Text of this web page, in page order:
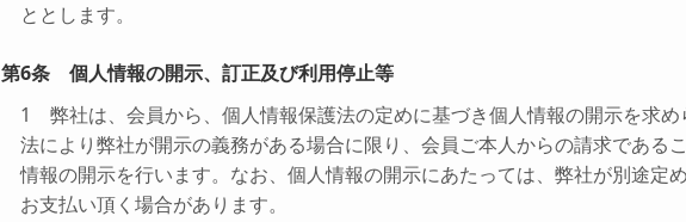
ととします。
第6条 個人情報の開示、訂正及び利用停止等
1 弊社は、会員から、個人情報保護法の定めに基づき個人情報の開示を求
法により弊社が開示の義務がある場合に限り、会員ご本人からの請求である
情報の開示を行います。なお、個人情報の開示にあたっては、弊社が別途定
お支払い頂く場合があります。